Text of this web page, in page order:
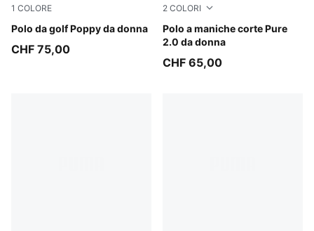
1 COLORE
Polo da golf Poppy da donna
Deep Navy
CHF 75,00
2 COLORI
Polo a maniche corte Pure
2.0 da donna
Puma Black
CHF 65,00